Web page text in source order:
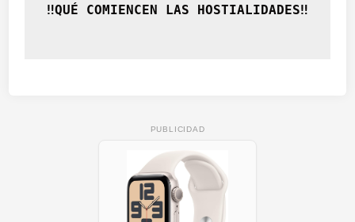
‼️QUÉ COMIENCEN LAS HOSTIALIDADES‼️
PUBLICIDAD